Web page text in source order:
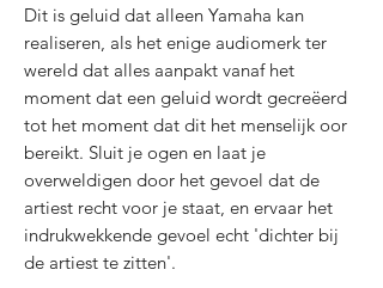
Dit is geluid dat alleen Yamaha kan
realiseren, als het enige audiomerk ter
wereld dat alles aanpakt vanaf het
moment dat een geluid wordt gecreëerd
tot het moment dat dit het menselijk oor
bereikt. Sluit je ogen en laat je
overweldigen door het gevoel dat de
artiest recht voor je staat, en ervaar het
indrukwekkende gevoel echt 'dichter bij
de artiest te zitten'.